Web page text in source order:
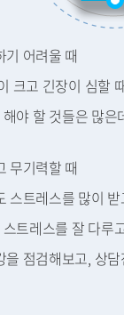
기 어려울 때
크고 긴장이 심할
야 할 것들은 많
무기력할 때
스트레스를 많이
트레스를 잘 다루
을 점검해보고, 상